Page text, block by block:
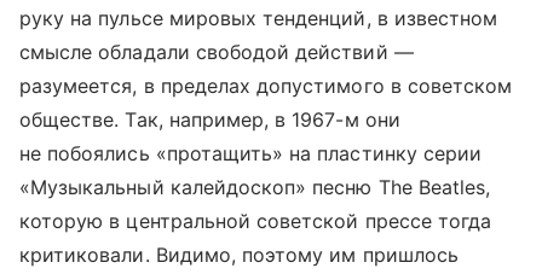
руку на пульсе мировых тенденций, в известном
смысле обладали свободой действий —
разумеется, в пределах допустимого в советском
обществе. Так, например, в 1967-м они
не побоялись «протащить» на пластинку серии
«Музыкальный калейдоскоп» песню The Beatles,
которую в центральной советской прессе тогда
критиковали. Видимо, поэтому им пришлось